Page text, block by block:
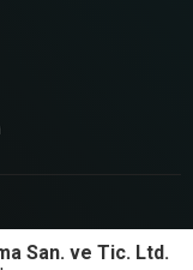
San. ve Tic. Ltd.